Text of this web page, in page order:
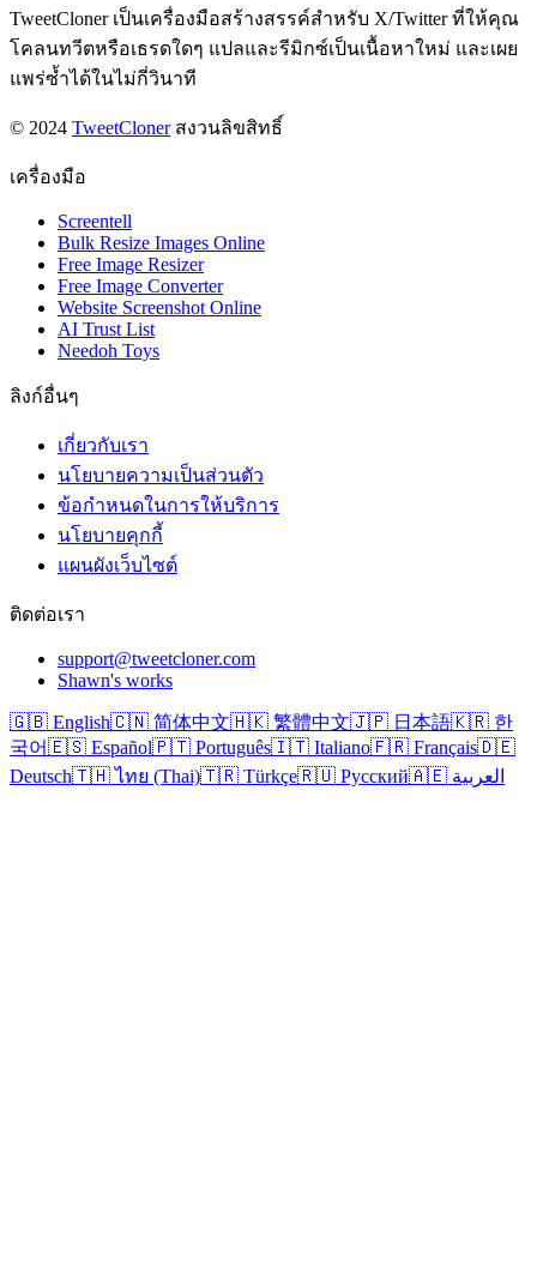
TweetCloner เป็นเครื่องมือสร้างสรรค์สำหรับ X/Twitter ที่ให้คุณ
โคลนทวีตหรือเธรดใดๆ แปลและรีมิกซ์เป็นเนื้อหาใหม่ และเผย
แพร่ซ้ำได้ในไม่กี่วินาที
© 2024 TweetCloner สงวนลิขสิทธิ์
เครื่องมือ
Screentell
Bulk Resize Images Online
Free Image Resizer
Free Image Converter
Website Screenshot Online
AI Trust List
Needoh Toys
ลิงก์อื่นๆ
เกี่ยวกับเรา
นโยบายความเป็นส่วนตัว
ข้อกำหนดในการให้บริการ
นโยบายคุกกี้
แผนผังเว็บไซต์
ติดต่อเรา
support@tweetcloner.com
Shawn's works
🇬🇧 English🇨🇳 简体中文🇭🇰 繁體中文🇯🇵 日本語🇰🇷 한
국어🇪🇸 Español🇵🇹 Português🇮🇹 Italiano🇫🇷 Français🇩🇪
Deutsch🇹🇭 ไทย (Thai)🇹🇷 Türkçe🇷🇺 Русский 🇦🇪 العربية